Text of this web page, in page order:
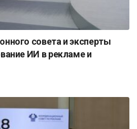
совета и эксперты
ИИ в рекламе и